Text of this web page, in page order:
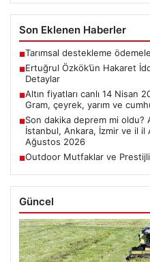
Son Eklenen Haberler
■Tarımsal destekleme
■Ertuğrul Özkök’ün Hakaret
Detaylar
■Altın fiyatları canlı 14 Nisan
Gram, çeyrek, yarım ve
■Son dakika deprem mi
İstanbul, Ankara, İzmir ve il il
Ağustos 2026
■Outdoor Mutfaklar ve Prestijli
Güncel